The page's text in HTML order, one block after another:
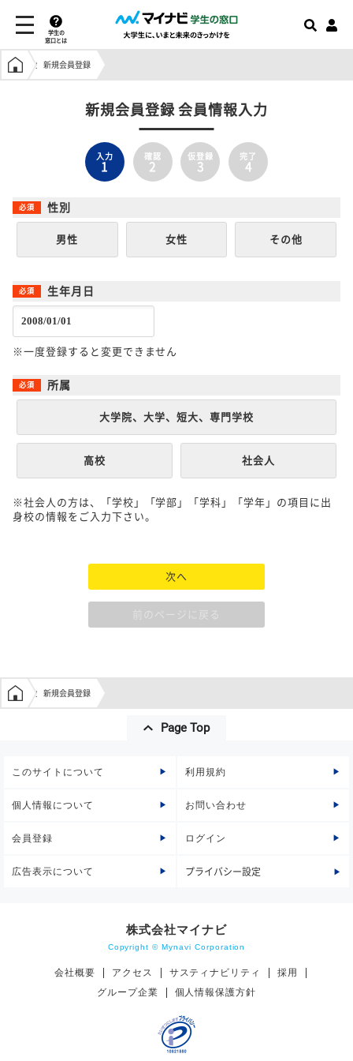
学生の
窓口とは
学生の窓口トップ
新規会員登録
新規会員登録 会員情報入力
入力
1
確認
2
仮登録
3
完了
4
性別
男性 女性 その他
生年月日
※一度登録すると変更できません
所属
大学院、大学、短大、専門学校
高校 社会人
※社会人の方は、「学校」「学部」「学科」「学年」の項目に出
身校の情報をご入力下さい。
次へ
前のページに戻る
学生の窓口トップ
新規会員登録
Page Top
このサイトについて 利用規約
個人情報について お問い合わせ
会員登録 ログイン
広告表示について プライバシー設定
株式会社マイナビ
Copyright © Mynavi Corporation
会社概要 アクセス サスティナビリティ
採用
グループ企業
個人情報保護方針